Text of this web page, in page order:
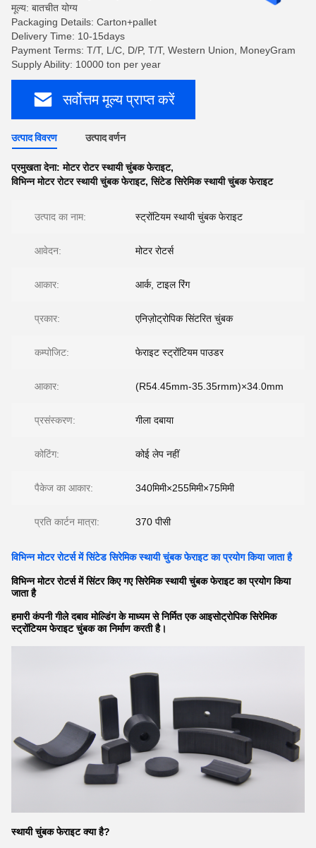
मूल्य: बातचीत योग्य
Packaging Details: Carton+pallet
Delivery Time: 10-15days
Payment Terms: T/T, L/C, D/P, T/T, Western Union, MoneyGram
Supply Ability: 10000 ton per year
सर्वोत्तम मूल्य प्राप्त करें
उत्पाद विवरण उत्पाद वर्णन
प्रमुखता देना:मोटर रोटर स्थायी चुंबक फेराइट,
विभिन्न मोटर रोटर स्थायी चुंबक फेराइट,सिंटेड सिरेमिक स्थायी चुंबक फेराइट
उत्पाद का नाम: स्ट्रोंटियम स्थायी चुंबक फेराइट
आवेदन: मोटर रोटर्स
आकार: आर्क, टाइल रिंग
प्रकार: एनिज़ोट्रोपिक सिंटरित चुंबक
कम्पोजिट: फेराइट स्ट्रोंटियम पाउडर
आकार: (R54.45mm-35.35rmm)×34.0mm
प्रसंस्करण: गीला दबाया
कोटिंग: कोई लेप नहीं
पैकेज का आकार: 340मिमी×255मिमी×75मिमी
प्रति कार्टन मात्रा: 370 पीसी
विभिन्न मोटर रोटर्स में सिंटेड सिरेमिक स्थायी चुंबक फेराइट का प्रयोग किया जाता है
विभिन्न मोटर रोटर्स में सिंटर किए गए सिरेमिक स्थायी चुंबक फेराइट का प्रयोग किया
जाता है
हमारी कंपनी गीले दबाव मोल्डिंग के माध्यम से निर्मित एक आइसोट्रोपिक सिरेमिक
स्ट्रोंटियम फेराइट चुंबक का निर्माण करती है।
स्थायी चुंबक फेराइट क्या है?